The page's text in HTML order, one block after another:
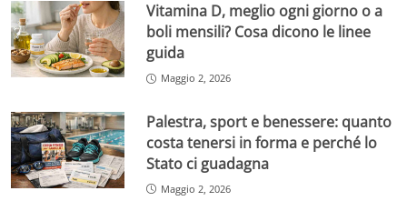
Vitamina D, meglio ogni giorno o a
boli mensili? Cosa dicono le linee
guida
Maggio 2, 2026
Palestra, sport e benessere: quanto
costa tenersi in forma e perché lo
Stato ci guadagna
Maggio 2, 2026